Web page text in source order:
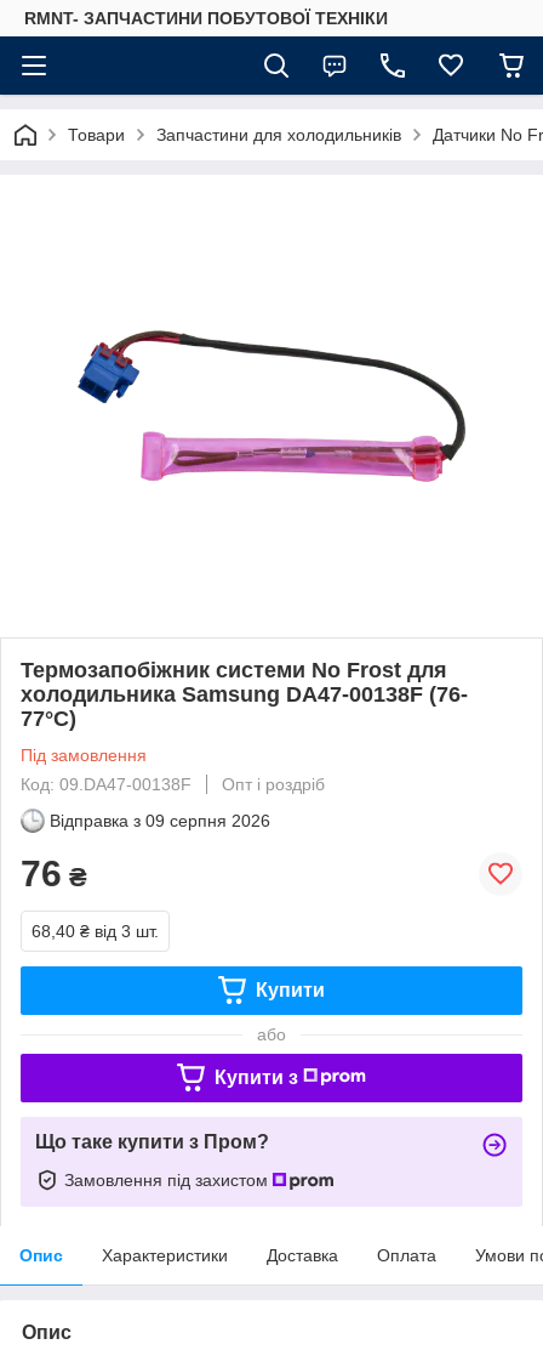
RMNT- ЗАПЧАСТИНИ ПОБУТОВОЇ ТЕХНІКИ
Товари Запчастини для холодильників Датчики No
Термозапобіжник системи No Frost для
xолодильника Samsung DA47-00138F (76-
77°C)
Під замовлення
Код: 09.DA47-00138F
Опт і роздріб
Відправка з 09 серпня 2026
76 ₴
68,40 ₴ від 3 шт.
Купити
або
Купити з
Що таке купити з Пром?
Замовлення під захистом
Опис Характеристики Доставка Оплата Умови
Опис